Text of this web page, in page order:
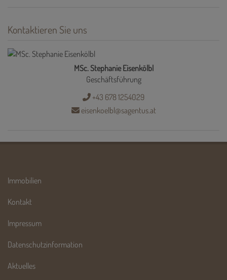
Kontaktieren Sie uns
MSc. Stephanie Eisenkölbl
Geschäftsführung
+43 678 1254029
eisenkoelbl@sagentus.at
Immobilien
Kontakt
Impressum
Datenschutzinformation
Aktuelles